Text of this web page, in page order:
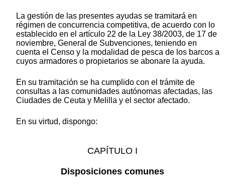
La gestión de las presentes ayudas se tramitará en
régimen de concurrencia competitiva, de acuerdo con lo
establecido en el artículo 22 de la Ley 38/2003, de 17 de
noviembre, General de Subvenciones, teniendo en
cuenta el Censo y la modalidad de pesca de los barcos a
cuyos armadores o propietarios se abonare la ayuda.
En su tramitación se ha cumplido con el trámite de
consultas a las comunidades autónomas afectadas, las
Ciudades de Ceuta y Melilla y el sector afectado.
En su virtud, dispongo:
CAPÍTULO I
Disposiciones comunes